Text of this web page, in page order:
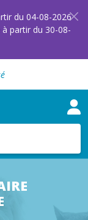
du 04-08-2026
partir du 30-08-